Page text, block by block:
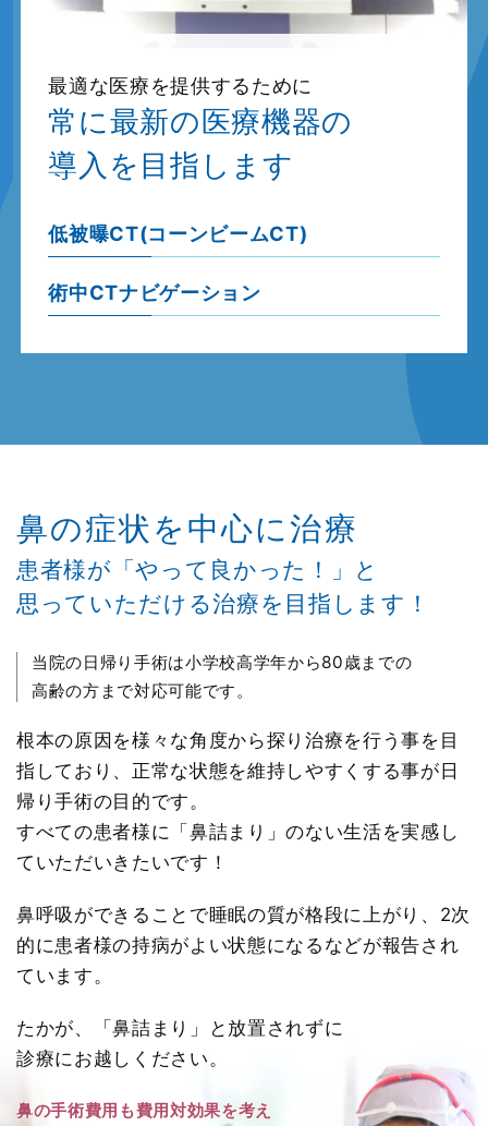
最適な医療を提供するために
常に最新の医療機器の
導入を目指します
低被曝CT(コーンビームCT)
術中CTナビゲーション
鼻の症状を中心に治療
患者様が「やって良かった！」と
思っていただける治療を目指します！
当院の日帰り手術は小学校高学年から80歳までの
高齢の方まで対応可能です。
根本の原因を様々な角度から探り治療を行う事を目
指しており、正常な状態を維持しやすくする事が日
帰り手術の目的です。
すべての患者様に「鼻詰まり」のない生活を実感し
ていただいきたいです！
鼻呼吸ができることで睡眠の質が格段に上がり、2次
的に患者様の持病がよい状態になるなどが報告され
ています。
たかが、「鼻詰まり」と放置されずに
診療にお越しください。
鼻の手術費用も費用対効果を考え